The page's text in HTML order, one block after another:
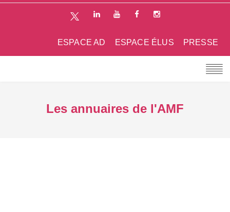
PRESSE
ESPACE ÉLUS
ESPACE AD
Les annuaires de l'AMF